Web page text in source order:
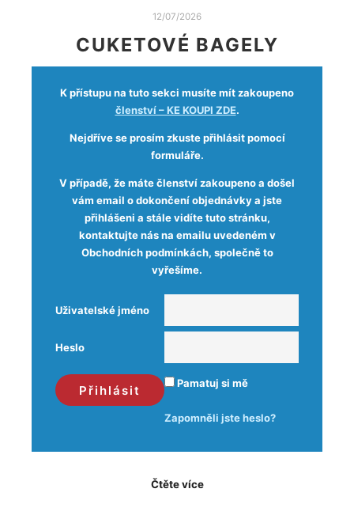
12/07/2026
CUKETOVÉ BAGELY
K přístupu na tuto sekci musíte mít zakoupeno
členství – KE KOUPI ZDE.
Nejdříve se prosím zkuste přihlásit pomocí
formuláře.
V případě, že máte členství zakoupeno a došel
vám email o dokončení objednávky a jste
přihlášeni a stále vidíte tuto stránku,
kontaktujte nás na emailu uvedeném v
Obchodních podmínkách, společně to
vyřešíme.
Uživatelské jméno
Heslo
Pamatuj si mě
Zapomněli jste heslo?
Čtěte více